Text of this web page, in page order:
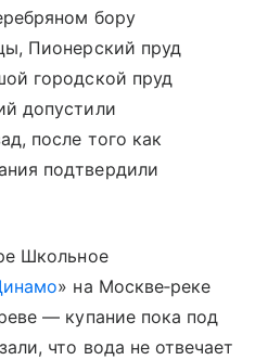
бору
Пионерский пруд
городской пруд
допустили
после того как
подтвердили
Школьное
» на Москве‑реке
— купание пока под
что вода не отвечает